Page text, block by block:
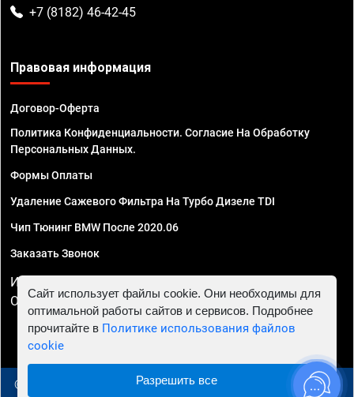
+7 (8182) 46-42-45
Правовая информация
Договор-Оферта
Политика Конфиденциальности. Согласие На Обработку
Персональных Данных.
Формы Оплаты
Удаление Сажевого Фильтра На Турбо Дизеле TDI
Чип Тюнинг BMW После 2020.06
Заказать Звонок
ИП Смирнов Георгий Павлович. ИНН 781302555843,
ОГРНИП 324470400032610
© 2010 - 2026 Чип тюнинг в Архангельске - Автосервис
Сайт использует файлы cookie. Они необходимы для
оптимальной работы сайтов и сервисов. Подробнее
прочитайте в Политике использования файлов
cookie
Разрешить все